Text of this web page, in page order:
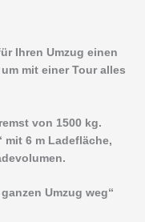
Ihren Umzug einen
mit einer Tour alles
von 1500 kg.
mit 6 m Ladefläche,
Umzug weg“